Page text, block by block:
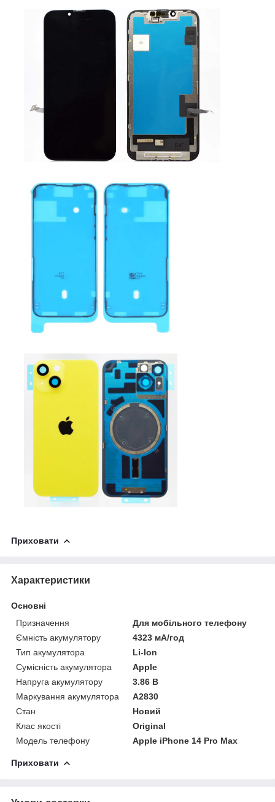
Приховати
Характеристики
Основні
Призначення
Для мобільного телефону
Ємність акумулятору
4323 мА/год
Тип акумулятора
Li-Ion
Сумісність акумулятора
Apple
Напруга акумулятору
3.86 В
Маркування акумулятора
A2830
Стан
Новий
Клас якості
Original
Модель телефону
Apple iPhone 14 Pro Max
Приховати